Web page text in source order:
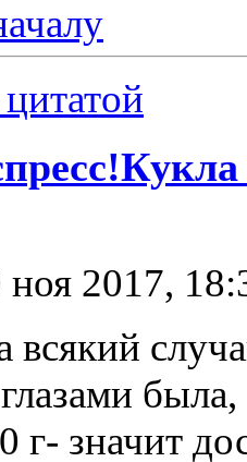
ноя 2017,
всякий
г- значит